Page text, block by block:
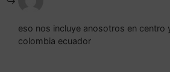
eso nos incluye anosotros en centro
colombia ecuador